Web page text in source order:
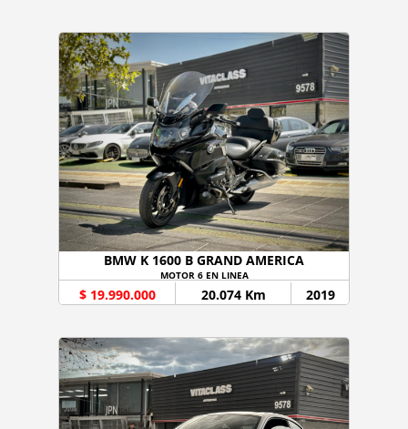
BMW K 1600 B GRAND AMERICA
MOTOR 6 EN LINEA
$ 19.990.000 20.074 Km 2019